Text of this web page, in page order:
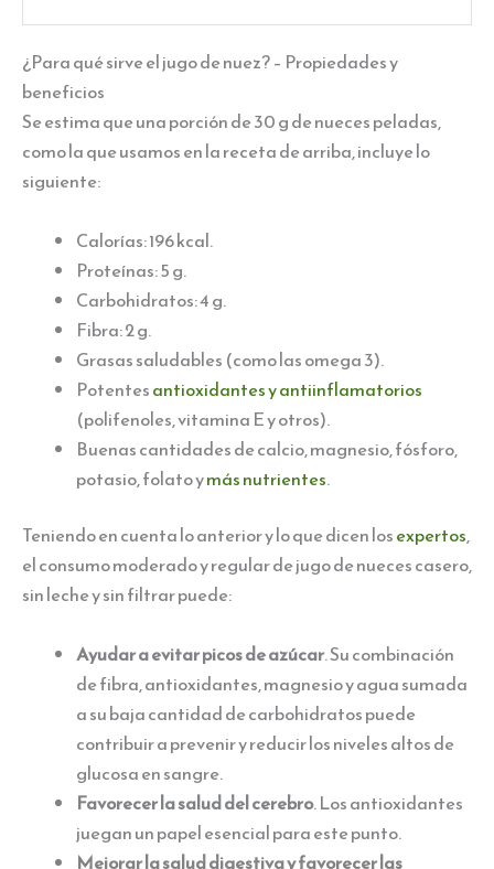
¿Para qué sirve el jugo de nuez? – Propiedades y
beneficios
Se estima que una porción de 30 g de nueces peladas,
como la que usamos en la receta de arriba, incluye lo
siguiente:
Calorías: 196 kcal.
Proteínas: 5 g.
Carbohidratos: 4 g.
Fibra: 2 g.
Grasas saludables (como las omega 3).
Potentesantioxidantes y antiinflamatorios
(polifenoles, vitamina E y otros).
Buenas cantidades de calcio, magnesio, fósforo,
potasio, folato ymás nutrientes.
Teniendo en cuenta lo anterior y lo que dicen losexpertos,
el consumo moderado y regular de jugo de nueces casero,
sin leche y sin filtrar puede:
Ayudar a evitar picos de azúcar. Su combinación
de fibra, antioxidantes, magnesio y agua sumada
a su baja cantidad de carbohidratos puede
contribuir a prevenir y reducir los niveles altos de
glucosa en sangre.
Favorecer la salud del cerebro. Los antioxidantes
juegan un papel esencial para este punto.
Mejorar la salud digestiva y favorecer las